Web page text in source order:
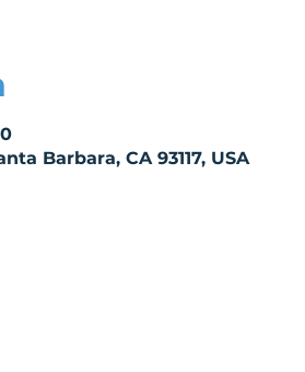
Barbara, CA 93117, USA